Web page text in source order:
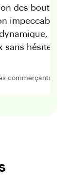
à eux sans
des